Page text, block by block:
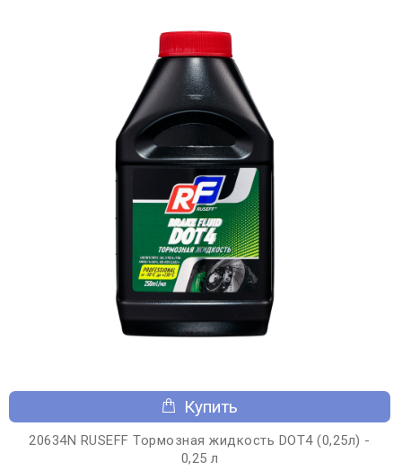
Купить
20634N RUSEFF Тормозная жидкость DOT4 (0,25л) -
0,25 л